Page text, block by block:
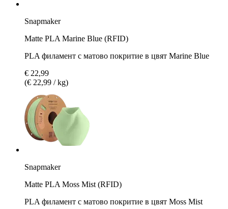
Snapmaker
Matte PLA Marine Blue (RFID)
PLA филамент с матово покритие в цвят Marine Blue
€ 22,99
(€ 22,99 / kg)
Snapmaker
Matte PLA Moss Mist (RFID)
PLA филамент с матово покритие в цвят Moss Mist